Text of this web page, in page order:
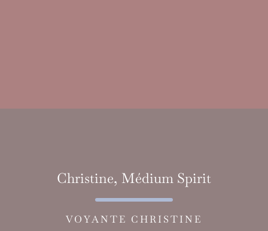
Christine, Médium Spirit
VOYANTE CHRISTINE